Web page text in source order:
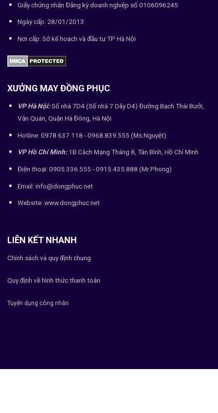
Giấy chứng nhận Đăng ký doanh nghiệp số 0106096245
Ngày cấp: 28/01/2013
Nơi cấp: Sở kế hoạch và đầu tư TP Hà Nội
XƯỞNG MAY ĐỒNG PHỤC
VP Hà Nội:Số nhà 7D4 (Số nhà 7 Dãy D4) Đường Bạch Thái Bưởi,
Văn Quán, Quận Hà Đông, Hà Nội
Hotline: 0978 637 118 - 0968.839.555 (Ms.Nguyệt)
VP Hồ Chí Minh:1B Cách Mạng Tháng 8, Tân Bình, Hồ Chí Minh
Điện thoại: 0905.336.555 - 0915.435.888 (Mr.Phong)
Email: info@dongphuc.net
Website: www.dongphuc.net
LIÊN KẾT NHANH
Chính sách và quy định chung
Quy định về hình thức thanh toán
Tuyển dụng công nhân